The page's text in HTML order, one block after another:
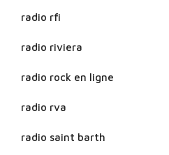
radio rfi
radio riviera
radio rock en ligne
radio rva
radio saint barth